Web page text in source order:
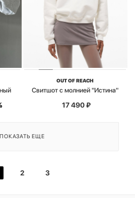
OUT OF REACH
Свитшот с молнией "Истина"
17 490₽
ПОКАЗАТЬ ЕЩЕ
2 3